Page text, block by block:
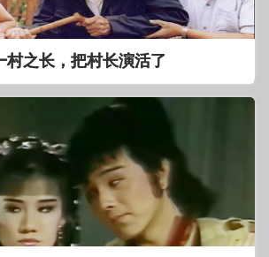
村之长，把村长演活了